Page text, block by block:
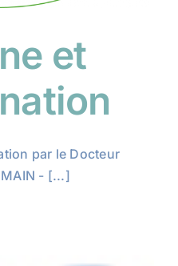
et
par le Docteur
- [...]